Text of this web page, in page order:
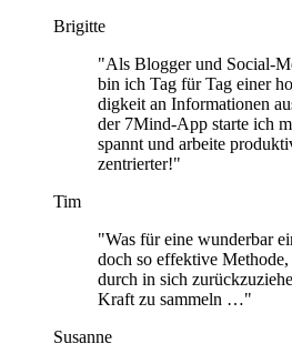
Brigitte
"Als Blog­ger und Social-
bin ich Tag für Tag einer
dig­keit an Infor­ma­tio­nen
der 7Mind-App starte ich
spannt und arbeite
zen­trier­ter!"
Tim
"Was für eine wun­der­bar
doch so effek­tive
durch in sich
Kraft zu sam­meln …"
Susanne